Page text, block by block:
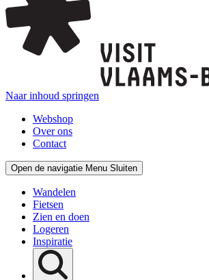
Naar inhoud springen
Webshop
Over ons
Contact
Open de navigatie Menu Sluiten
Wandelen
Fietsen
Zien en doen
Logeren
Inspiratie